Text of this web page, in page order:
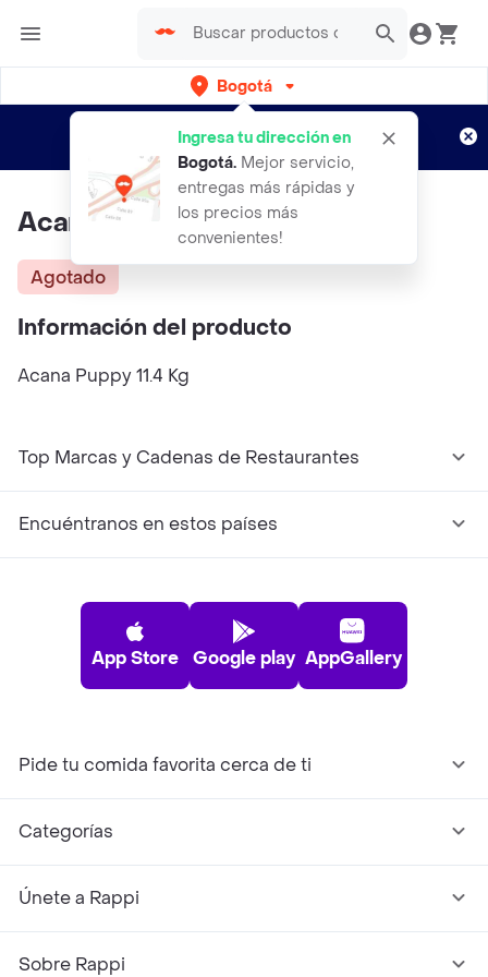
Bogotá
Ingresa tu dirección en
Bogotá. Mejor servicio,
entregas más rápidas y
los precios más
convenientes!
envíos gratis por semanas
Aplican TyC
Acana Puppy 11.4 Kg
Agotado
Información del producto
Acana Puppy 11.4 Kg
Top Marcas y Cadenas de Restaurantes
Encuéntranos en estos países
App Store Google play AppGallery
Pide tu comida favorita cerca de ti
Categorías
Únete a Rappi
Sobre Rappi